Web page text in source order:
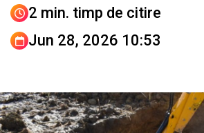
2 min. timp de citire
Jun 28, 2026 10:53